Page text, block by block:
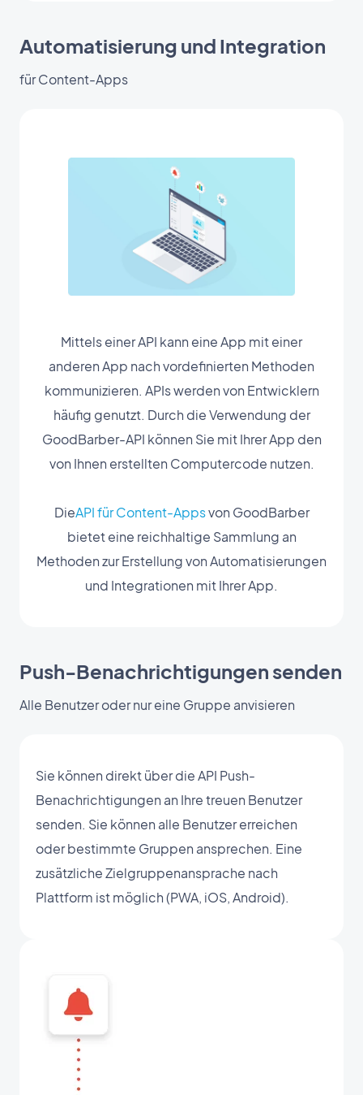
Automatisierung und Integration
für Content-Apps
Mittels einer API kann eine App mit einer
anderen App nach vordefinierten Methoden
kommunizieren. APIs werden von Entwicklern
häufig genutzt. Durch die Verwendung der
GoodBarber-API können Sie mit Ihrer App den
von Ihnen erstellten Computercode nutzen.
DieAPI für Content-Appsvon GoodBarber
bietet eine reichhaltige Sammlung an
Methoden zur Erstellung von Automatisierungen
und Integrationen mit Ihrer App.
Push-Benachrichtigungen senden
Alle Benutzer oder nur eine Gruppe anvisieren
Sie können direkt über die API Push-
Benachrichtigungen an Ihre treuen Benutzer
senden. Sie können alle Benutzer erreichen
oder bestimmte Gruppen ansprechen. Eine
zusätzliche Zielgruppenansprache nach
Plattform ist möglich (PWA, iOS, Android).